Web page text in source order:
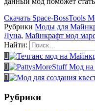
Скачать Space-BossTools
Рубрики Моды для
Луна, Майнкрафт мод
Найти:
Рубрики